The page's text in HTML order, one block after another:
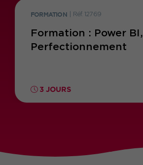
FORMATION Réf. 12769
Formation : Power BI,
Perfectionnement
3 JOURS